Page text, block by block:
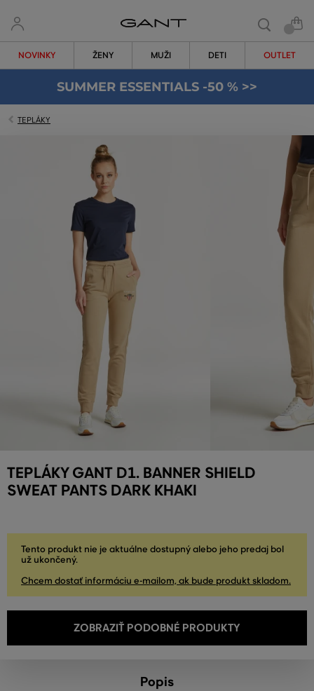
NOVINKY ŽENY MUŽI DETI OUTLET
SUMMER ESSENTIALS -50 % >>
TEPLÁKY
TEPLÁKY GANT D1. BANNER SHIELD
SWEAT PANTS DARK KHAKI
Tento produkt nie je aktuálne dostupný alebo jeho predaj bol
už ukončený.
Chcem dostať informáciu e-mailom, ak bude produkt skladom.
ZOBRAZIŤ PODOBNÉ PRODUKTY
Popis